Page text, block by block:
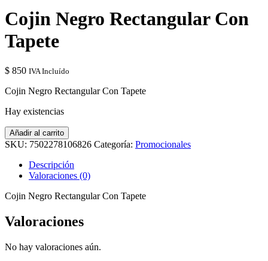
Cojin Negro Rectangular Con
Tapete
$ 850 IVA Incluído
Cojin Negro Rectangular Con Tapete
Hay existencias
Cojin
Negro
Con
Tapete
Añadir al carrito
SKU: 7502278106826 Categoría: Promocionales
Descripción
Valoraciones (0)
Cojin Negro Rectangular Con Tapete
Valoraciones
No hay valoraciones aún.